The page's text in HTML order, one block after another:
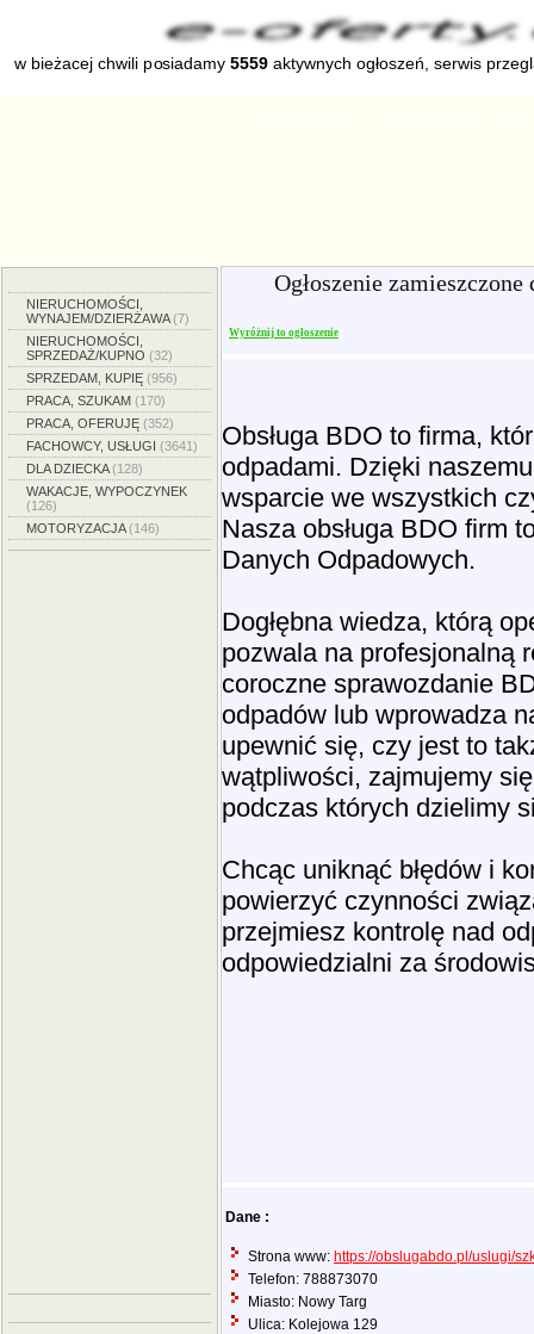
w bieżacej chwili posiadamy5559 aktywnych ogłoszeń, serwis
NIERUCHOMOŚCI,
WYNAJEM/DZIERŻAWA(7)
NIERUCHOMOŚCI,
SPRZEDAŻ/KUPNO (32)
SPRZEDAM, KUPIĘ (956)
PRACA, SZUKAM (170)
PRACA, OFERUJĘ (352)
FACHOWCY, USŁUGI (3641)
DLA DZIECKA(128)
WAKACJE, WYPOCZYNEK
(126)
MOTORYZACJA(146)
Ogłoszenie
Wyróżnij to ogłoszenie
Obsługa BDO to firma,
odpadami. Dzięki
wsparcie we wszystkich
Nasza obsługa BDO firm
Danych Odpadowych.
Dogłębna wiedza, którą
pozwala na profesjonalną
coroczne sprawozdanie
odpadów lub wprowadza
upewnić się, czy jest to
wątpliwości, zajmujemy
podczas których dzielimy
Chcąc uniknąć błędów i
powierzyć czynności
przejmiesz kontrolę nad
odpowiedzialni za
Dane :
Strona www: https://obslugabdo.pl/uslugi/
Telefon: 788873070
Miasto: Nowy Targ
Ulica: Kolejowa 129